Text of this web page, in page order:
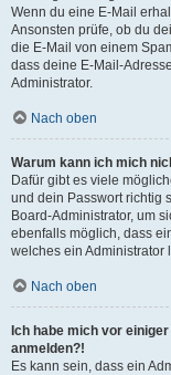
Wenn du eine E-Mail
Ansonsten prüfe, ob du
die E-Mail von einem
dass deine E-Mail-
Administrator.
Nach oben
Warum kann ich mich
Dafür gibt es viele
und dein Passwort richtig
Board-Administrator, um
ebenfalls möglich, dass
welches ein Administrator
Nach oben
Ich habe mich vor
anmelden?!
Es kann sein, dass ein